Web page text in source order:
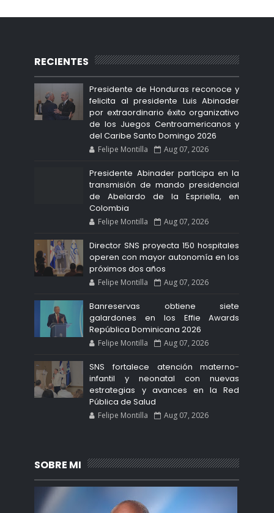
RECIENTES
Presidente de Honduras reconoce y
felicita al presidente Luis Abinader
por extraordinario éxito organizativo
de los Juegos Centroamericanos y
del Caribe Santo Domingo 2026
Felipe Montilla Aug 07, 2026
Presidente Abinader participa en la
transmisión de mando presidencial
de Abelardo de la Espriella, en
Colombia
Felipe Montilla Aug 07, 2026
Director SNS proyecta 150 hospitales
operen con mayor autonomía en los
próximos dos años
Felipe Montilla Aug 07, 2026
Banreservas obtiene siete
galardones en los Effie Awards
República Dominicana 2026
Felipe Montilla Aug 07, 2026
SNS fortalece atención materno-
infantil y neonatal con nuevas
estrategias y avances en la Red
Pública de Salud
Felipe Montilla Aug 07, 2026
SOBRE MI